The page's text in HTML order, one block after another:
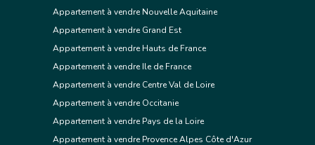
Appartement à vendre Nouvelle Aquitaine
Appartement à vendre Grand Est
Appartement à vendre Hauts de France
Appartement à vendre Ile de France
Appartement à vendre Centre Val de Loire
Appartement à vendre Occitanie
Appartement à vendre Pays de la Loire
Appartement à vendre Provence Alpes Côte d'Azur